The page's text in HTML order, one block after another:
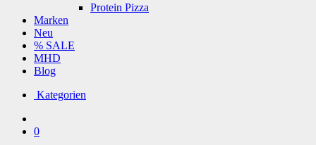
Protein Pizza
Marken
Neu
% SALE
MHD
Blog
Kategorien
0